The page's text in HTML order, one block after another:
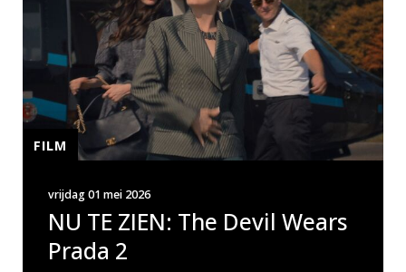
NU TE ZIEN: The Devil Wears
Prada 2
vrijdag 01 mei 2026
FILM